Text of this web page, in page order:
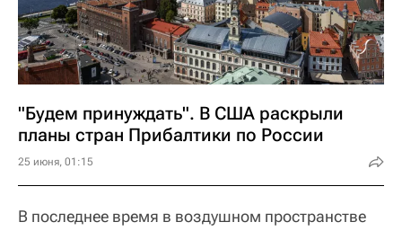
"Будем принуждать". В США раскрыли
планы стран Прибалтики по России
25 июня, 01:15
В последнее время в воздушном пространстве